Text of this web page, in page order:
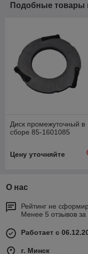
Подобные товары
Диск промежуточный в
сборе 85-1601085
Цену уточняйте
О нас
Рейтинг не
Менее 5 отзывов за
Работает с
г. Минск